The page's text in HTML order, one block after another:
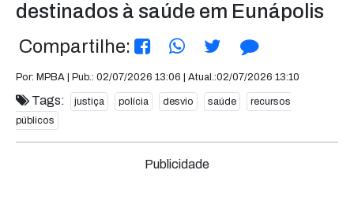
destinados à saúde em Eunápolis
Compartilhe:
Por: MPBA | Pub.: 02/07/2026 13:06 | Atual.:02/07/2026 13:10
Tags: justiça polícia desvio saúde
recursos
públicos
Publicidade